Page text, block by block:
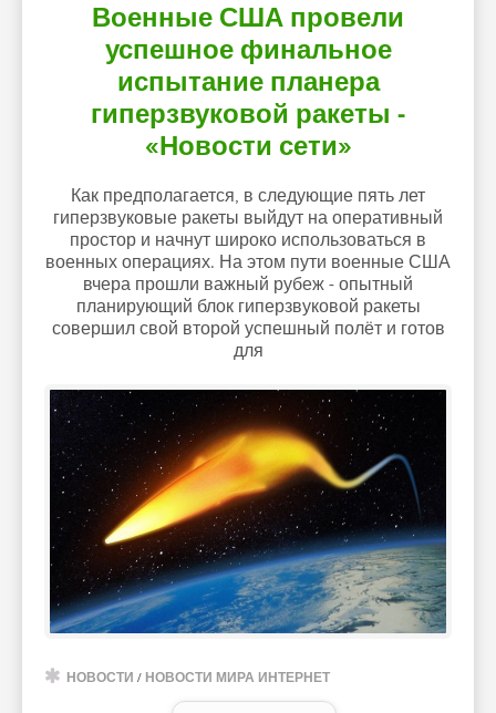
Военные США провели
успешное финальное
испытание планера
гиперзвуковой ракеты -
«Новости сети»
Как предполагается, в следующие пять лет
гиперзвуковые ракеты выйдут на оперативный
простор и начнут широко использоваться в
военных операциях. На этом пути военные США
вчера прошли важный рубеж - опытный
планирующий блок гиперзвуковой ракеты
совершил свой второй успешный полёт и готов
для
НОВОСТИ / НОВОСТИ МИРА ИНТЕРНЕТ